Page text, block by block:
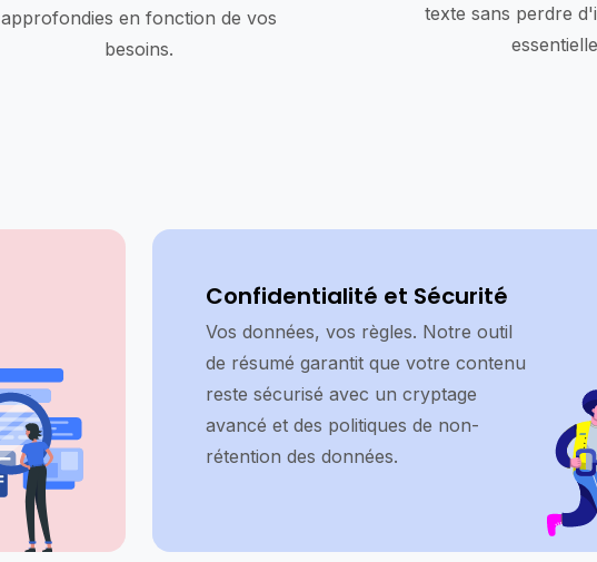
approfondies en fonction de vos
besoins.
texte sans perdre
Confidentialité et Sécurité
Vos données, vos règles. Notre outil
de résumé garantit que votre contenu
reste sécurisé avec un cryptage
avancé et des politiques de non-
rétention des données.